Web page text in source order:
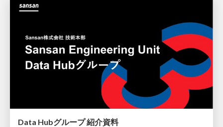
Data Hubグループ 紹介資料